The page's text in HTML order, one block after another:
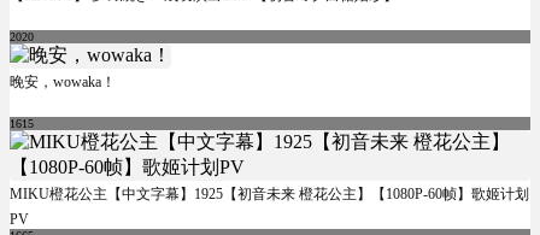
2020
晚安，wowaka！
1615
MIKU橙花公主【中文字幕】1925【初音未来 橙花公主】【1080P-60帧】歌姬计划
PV